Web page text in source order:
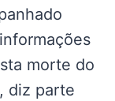
morte do
diz parte